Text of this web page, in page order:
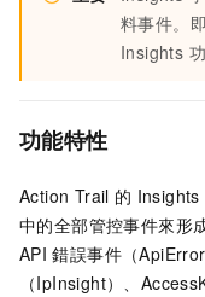
料事件。
Insights
功能特性
Action Trail 的 Insights
中的全部管控事件來形
API 錯誤事件（
（IpInsight）、